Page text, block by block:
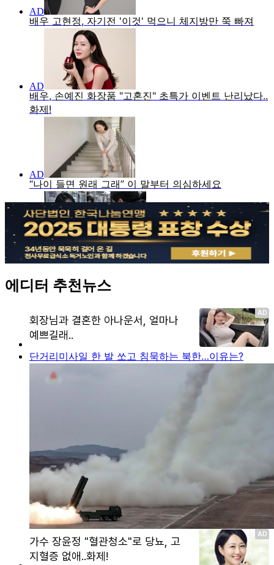
에디터 추천뉴스
단거리미사일 한 발 쏘고 침묵하는 북한…이유는?